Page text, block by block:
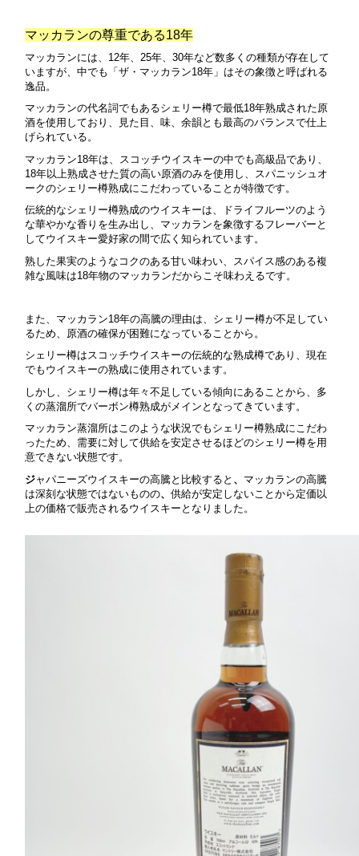
マッカランの尊重である18年
マッカランには、12年、25年、30年など数多くの種類が存在して
いますが、中でも「ザ・マッカラン18年」はその象徴と呼ばれる
逸品。
マッカランの代名詞でもあるシェリー樽で最低18年熟成された原
酒を使用しており、見た目、味、余韻とも最高のバランスで仕上
げられている。
マッカラン18年は、スコッチウイスキーの中でも高級品であり、
18年以上熟成させた質の高い原酒のみを使用し、スパニッシュオ
ークのシェリー樽熟成にこだわっていることが特徴です。
伝統的なシェリー樽熟成のウイスキーは、ドライフルーツのよう
な華やかな香りを生み出し、マッカランを象徴するフレーバーと
してウイスキー愛好家の間で広く知られています。
熟した果実のようなコクのある甘い味わい、スパイス感のある複
雑な風味は18年物のマッカランだからこそ味わえるです。
また、マッカラン18年の高騰の理由は、シェリー樽が不足してい
るため、原酒の確保が困難になっていることから。
シェリー樽はスコッチウイスキーの伝統的な熟成樽であり、現在
でもウイスキーの熟成に使用されています。
しかし、シェリー樽は年々不足している傾向にあることから、多
くの蒸溜所でバーボン樽熟成がメインとなってきています。
マッカラン蒸溜所はこのような状況でもシェリー樽熟成にこだわ
ったため、需要に対して供給を安定させるほどのシェリー樽を用
意できない状態です。
ジャパニーズウイスキーの高騰と比較すると 、 マッカランの高騰
は深刻な状態ではないものの、供給が安定しないことから定価以
上の価格で販売されるウイスキーとなりました 。